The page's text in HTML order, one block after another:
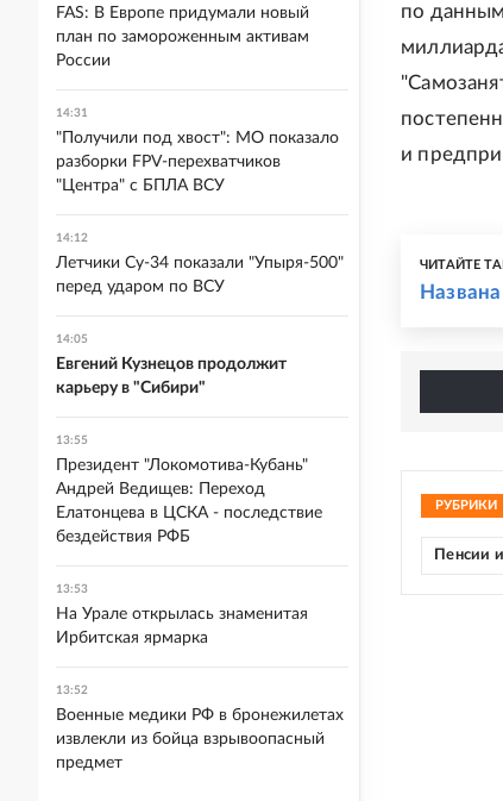
по
и
ЧИТАЙТЕ
РУБРИКИ
Пенсии
FAS: В Европе придумали новый
план по замороженным активам
России
14:31
"Получили под хвост": МО показало
разборки FPV-перехватчиков
"Центра" с БПЛА ВСУ
14:12
Летчики Су-34 показали "Упыря-500"
перед ударом по ВСУ
14:05
Евгений Кузнецов продолжит
карьеру в "Сибири"
13:55
Президент "Локомотива-Кубань"
Андрей Ведищев: Переход
Елатонцева в ЦСКА - последствие
бездействия РФБ
13:53
На Урале открылась знаменитая
Ирбитская ярмарка
13:52
Военные медики РФ в бронежилетах
извлекли из бойца взрывоопасный
предмет